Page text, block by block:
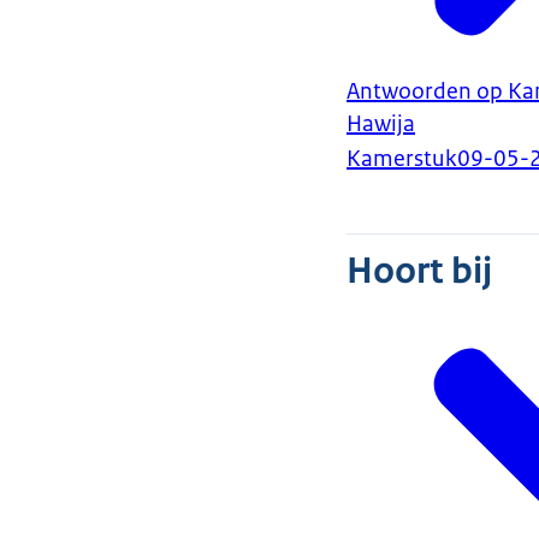
Antwoorden op
Hawija
Kamerstuk09-05-
Hoort bij